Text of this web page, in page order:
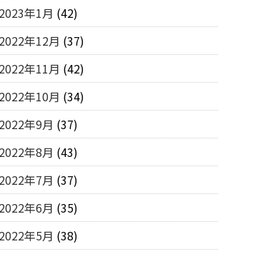
2023年1月 (42)
2022年12月 (37)
2022年11月 (42)
2022年10月 (34)
2022年9月 (37)
2022年8月 (43)
2022年7月 (37)
2022年6月 (35)
2022年5月 (38)